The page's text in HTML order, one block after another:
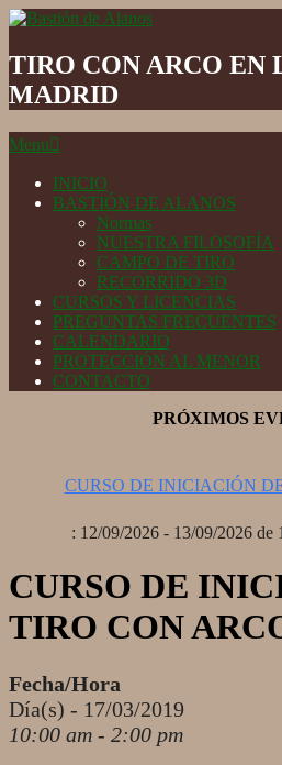
Skip
content
de
Alanos
TIRO CON ARCO EN
MADRID
Secondary
Menu
Menu
INICIO
BASTIÓN DE ALANOS
Normas
NUESTRA FILOSOFÍA
CAMPO DE TIRO
RECORRIDO 3D
CURSOS Y LICENCIAS
PREGUNTAS FRECUENTES
CALENDARIO
PROTECCIÓN AL MENOR
CONTACTO
PRÓXIMOS
CURSO DE INICIACIÓN
: 12/09/2026 - 13/09/2026 de
CURSO DE
TIRO CON
Fecha/Hora
Día(s) - 17/03/2019
10:00 am - 2:00 pm